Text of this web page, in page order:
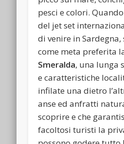
pesci e colori.
del jet set
di venire in Sardegna,
come meta preferita
Smeralda, una lunga
e caratteristiche
infilate una dietro
anse ed anfratti
scoprire e che
facoltosi turisti la